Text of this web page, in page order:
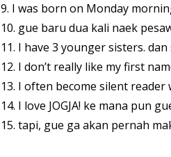
9. I was born on Monday
10. gue baru dua kali naek
11. I have 3 younger sisters.
12. I don’t really like my first
13. I often become silent
14. I love JOGJA! ke mana pun
15. tapi, gue ga akan pernah